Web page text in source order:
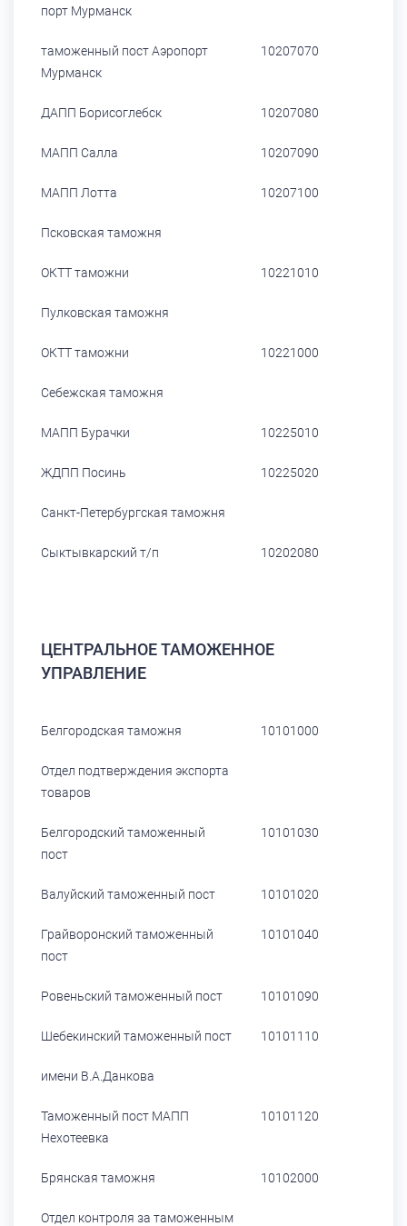
порт Мурманск
таможенный пост Аэропорт
Мурманск
10207070
ДАПП Борисоглебск 10207080
МАПП Салла 10207090
МАПП Лотта 10207100
Псковская таможня
ОКТТ таможни 10221010
Пулковская таможня
ОКТТ таможни 10221000
Себежская таможня
МАПП Бурачки 10225010
ЖДПП Посинь 10225020
Санкт-Петербургская таможня
Сыктывкарский т/п 10202080
ЦЕНТРАЛЬНОЕ ТАМОЖЕННОЕ
УПРАВЛЕНИЕ
Белгородская таможня 10101000
Отдел подтверждения экспорта
товаров
Белгородский таможенный
пост
10101030
Валуйский таможенный пост 10101020
Грайворонский таможенный
пост
10101040
Ровеньский таможенный пост 10101090
Шебекинский таможенный пост 10101110
имени В.А.Данкова
Таможенный пост МАПП
Нехотеевка
10101120
Брянская таможня 10102000
Отдел контроля за таможенным